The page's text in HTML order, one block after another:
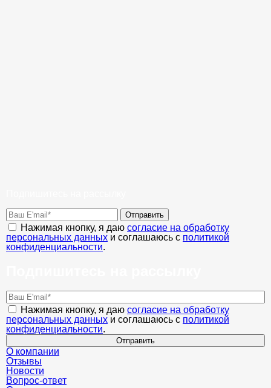
Отправить
Нажимая кнопку, я даю согласие на обработку
персональных данных и соглашаюсь с политикой
конфиденциальности.
Нажимая кнопку, я даю согласие на обработку
персональных данных и соглашаюсь с политикой
конфиденциальности.
Отправить
О компании
Отзывы
Новости
Вопрос-ответ